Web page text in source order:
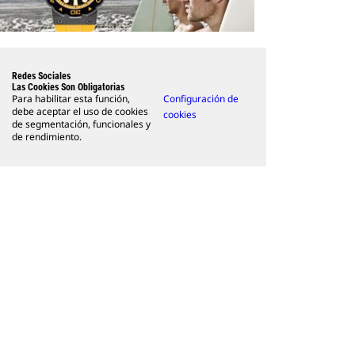
Redes Sociales
Las Cookies Son Obligatorias
Para habilitar esta función,
debe aceptar el uso de cookies
de segmentación, funcionales y
de rendimiento.
Configuración de
cookies